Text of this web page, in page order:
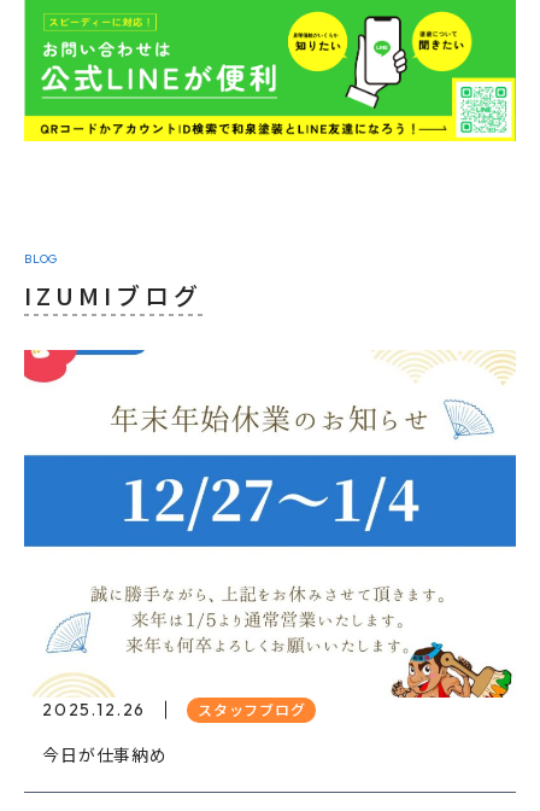
BLOG
IZUMIブログ
2025.12.26 スタッフブログ
今日が仕事納め